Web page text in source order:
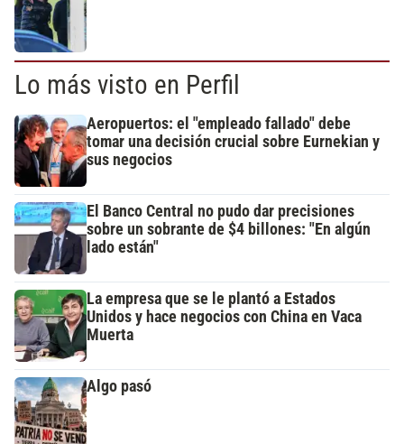
Lo más visto en Perfil
Aeropuertos: el "empleado fallado" debe
tomar una decisión crucial sobre Eurnekian y
sus negocios
El Banco Central no pudo dar precisiones
sobre un sobrante de $4 billones: "En algún
lado están"
La empresa que se le plantó a Estados
Unidos y hace negocios con China en Vaca
Muerta
Algo pasó